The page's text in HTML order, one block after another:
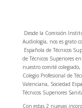
Desde la Comisión
Audiología, nos es grato
Española de Técnicos
de Técnicos Superiores
nuestro comité
Colegio Profesional de
Valenciana, Sociedad
Técnicos Superiores
Con estas 2 nuevas